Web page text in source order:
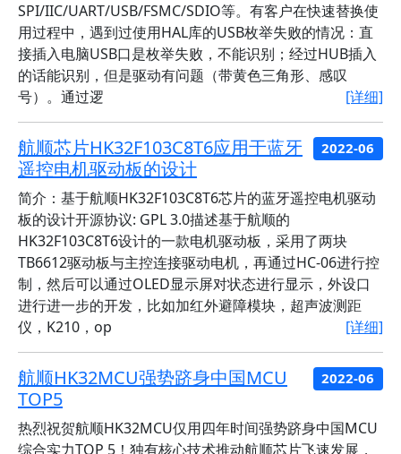
SPI/IIC/UART/USB/FSMC/SDIO等。有客户在快速替换使
用过程中，遇到过使用HAL库的USB枚举失败的情况：直
接插入电脑USB口是枚举失败，不能识别；经过HUB插入
的话能识别，但是驱动有问题（带黄色三角形、感叹
号）。通过逻
[详细]
2022-06
航顺芯片HK32F103C8T6应用于蓝牙
遥控电机驱动板的设计
简介：基于航顺HK32F103C8T6芯片的蓝牙遥控电机驱动
板的设计开源协议: GPL 3.0描述基于航顺的
HK32F103C8T6设计的一款电机驱动板，采用了两块
TB6612驱动板与主控连接驱动电机，再通过HC-06进行控
制，然后可以通过OLED显示屏对状态进行显示，外设口
进行进一步的开发，比如加红外避障模块，超声波测距
仪，K210，op
[详细]
2022-06
航顺HK32MCU强势跻身中国MCU
TOP5
热烈祝贺航顺HK32MCU仅用四年时间强势跻身中国MCU
综合实力TOP 5！独有核心技术推动航顺芯片飞速发展，